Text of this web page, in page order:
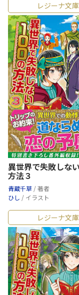
レジーナ文庫
異世界で失敗しな
方法３
青蔵千草 / 著者
ひし / イラスト
レジーナ文庫